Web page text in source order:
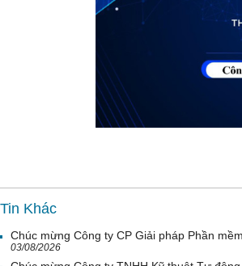
Tin Khác
Chúc mừng Công ty CP Giải pháp Phần
03/08/2026